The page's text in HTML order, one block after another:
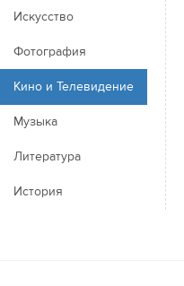
Искусство
Фотография
Кино и Телевидение
Музыка
Литература
История